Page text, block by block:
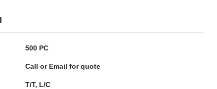
500 PC
Call or Email for quote
T/T, L/C